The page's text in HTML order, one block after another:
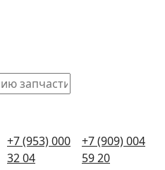
+7 (953) 000
32 04
+7 (909) 004
59 20